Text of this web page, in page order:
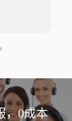
，0成本